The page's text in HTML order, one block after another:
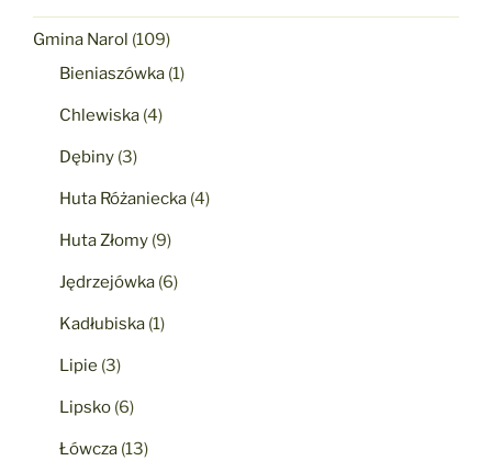
Gmina Narol (109)
Bieniaszówka (1)
Chlewiska (4)
Dębiny (3)
Huta Różaniecka (4)
Huta Złomy (9)
Jędrzejówka (6)
Kadłubiska (1)
Lipie (3)
Lipsko (6)
Łówcza (13)